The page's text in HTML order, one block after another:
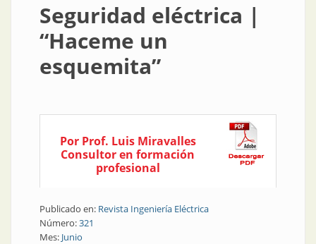
Seguridad eléctrica |
“Haceme un
esquemita”
Por Prof. Luis Miravalles
Consultor en formación
profesional
Publicado en: Revista Ingeniería Eléctrica
Número:321
Mes: Junio